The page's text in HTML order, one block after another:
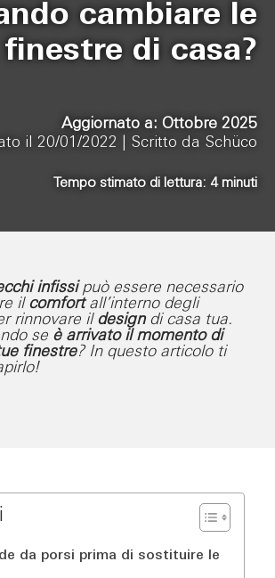
cambiare le
finestre di casa?
Aggiornato a: Ottobre 2025
il 20/01/2022 | Scritto da Schüco
Tempo stimato di lettura: 4 minuti
infissipuò essere necessario
il comfortall’interno degli
rinnovare il design di casa tua.
se è arrivato il momento di
finestre? In questo articolo ti
da porsi prima di sostituire le